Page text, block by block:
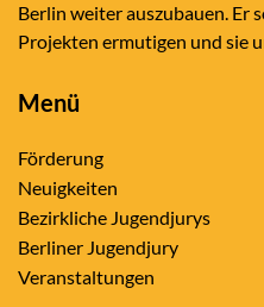
Berlin weiter auszubauen. Er
Projekten ermutigen und sie
Menü
Förderung
Neuigkeiten
Bezirkliche Jugendjurys
Berliner Jugendjury
Veranstaltungen